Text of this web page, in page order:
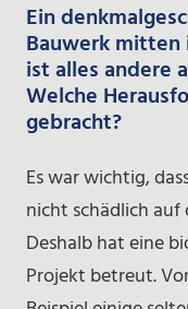
Ein
Bauwerk mitten
ist alles andere
Welche
gebracht?
Es war wichtig,
nicht schädlich
Deshalb hat eine
Projekt betreut.